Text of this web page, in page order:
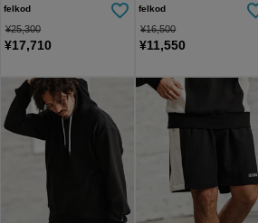
felkod
¥25,300
¥17,710
felkod
¥16,500
¥11,550